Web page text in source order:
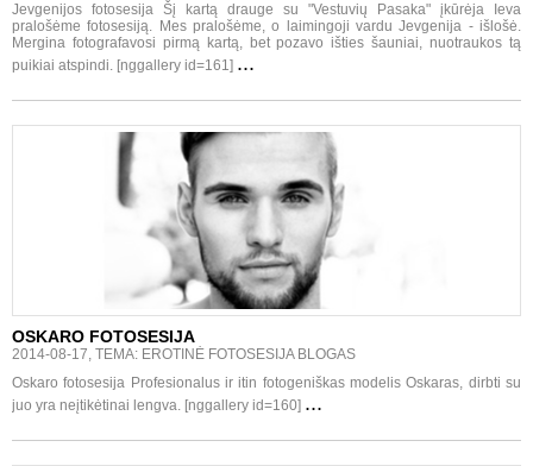
Jevgenijos fotosesija Šį kartą drauge su "Vestuvių Pasaka" įkūrėja Ieva
pralošėme fotosesiją. Mes pralošėme, o laimingoji vardu Jevgenija - išlošė.
Mergina fotografavosi pirmą kartą, bet pozavo išties šauniai, nuotraukos tą
puikiai atspindi. [nggallery id=161] ...
OSKARO FOTOSESIJA
2014-08-17, TEMA: EROTINĖ FOTOSESIJA BLOGAS
Oskaro fotosesija Profesionalus ir itin fotogeniškas modelis Oskaras, dirbti su
juo yra neįtikėtinai lengva. [nggallery id=160] ...